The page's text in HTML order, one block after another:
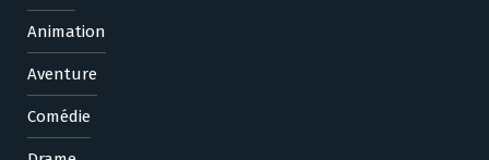
Animation
Aventure
Comédie